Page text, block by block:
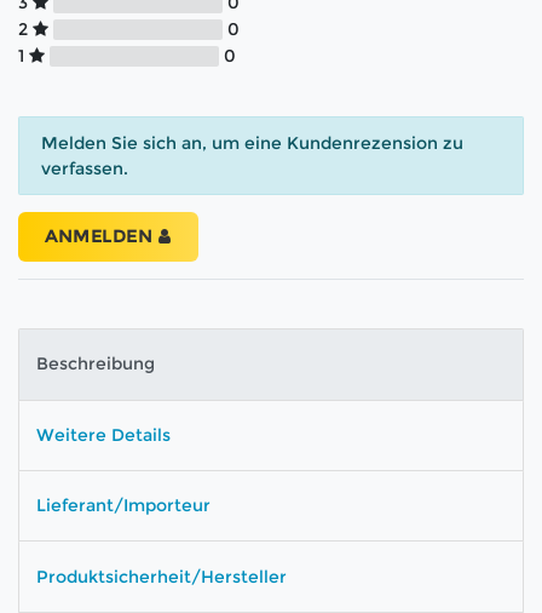
2
0
1
0
Melden Sie sich an, um eine Kundenrezension zu
verfassen.
ANMELDEN
Beschreibung
Weitere Details
Lieferant/Importeur
Produktsicherheit/Hersteller